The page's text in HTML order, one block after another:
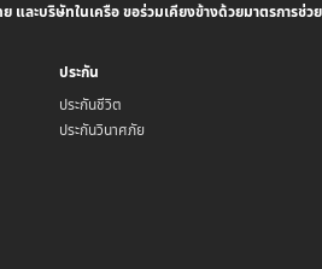
ย และบริษัทในเครือ ขอร่วมเคียงข้างด้วยมาตรการ
ประกัน
ประกันชีวิต
ประกันวินาศภัย